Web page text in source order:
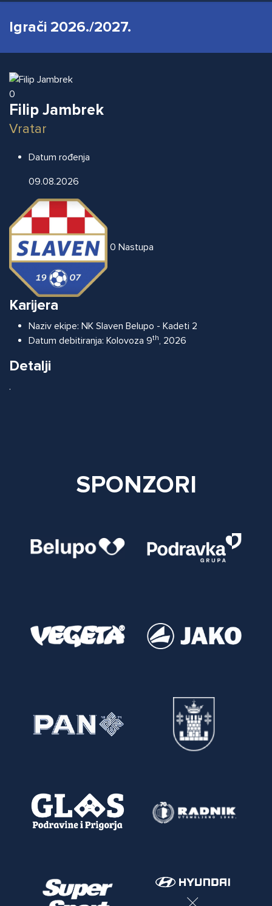
Igrači 2026./2027.
0
Filip Jambrek
Vratar
Datum rođenja
09.08.2026
0 Nastupa
Karijera
Naziv ekipe: NK Slaven Belupo - Kadeti 2
Datum debitiranja: Kolovoza 9th, 2026
Detalji
.
SPONZORI